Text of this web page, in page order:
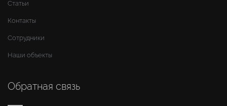
Статьи
Контакты
Сотрудники
Наши объекты
Обратная связь